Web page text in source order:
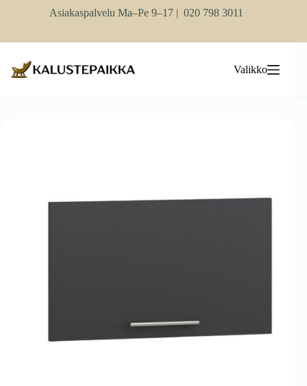
Asiakaspalvelu Ma–Pe 9–17 | 020 798 3011
Valikko